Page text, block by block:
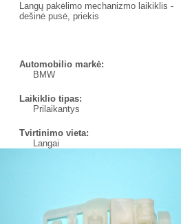
Langų pakėlimo mechanizmo laikiklis -
dešinė pusė, priekis
Automobilio markė:
BMW
Laikiklio tipas:
Prilaikantys
Tvirtinimo vieta:
Langai